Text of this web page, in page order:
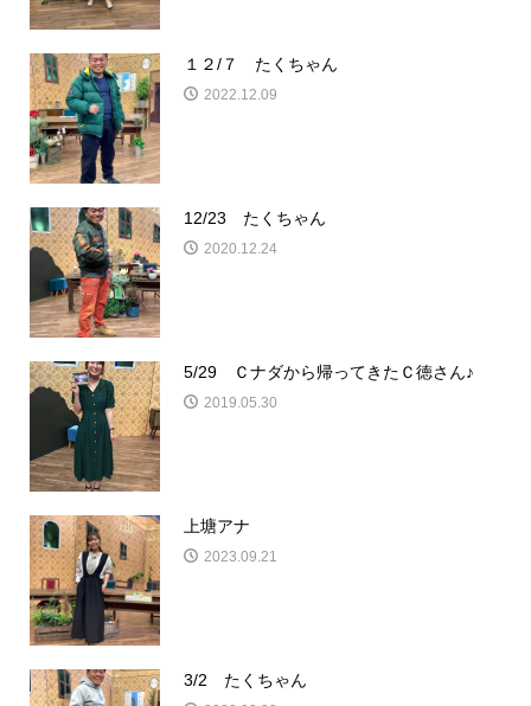
１２/７ たくちゃん
2022.12.09
12/23 たくちゃん
2020.12.24
5/29 Ｃナダから帰ってきたＣ徳さん♪
2019.05.30
上塘アナ
2023.09.21
3/2 たくちゃん